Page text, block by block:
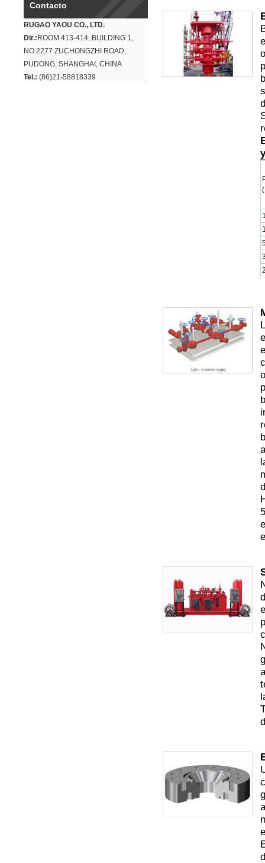
Contacto
RUGAO YAOU CO., LTD.
Dir.: ROOM 413-414, BUILDING 1,
NO.2277 ZUCHONGZHI ROAD,
PUDONG, SHANGHAI, CHINA
Tel.: (86)21-58818339